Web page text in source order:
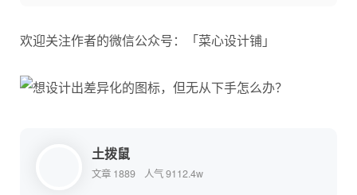
欢迎关注作者的微信公众号：「菜心设计铺」
土拨鼠
文章 1889 人气 9112.4w